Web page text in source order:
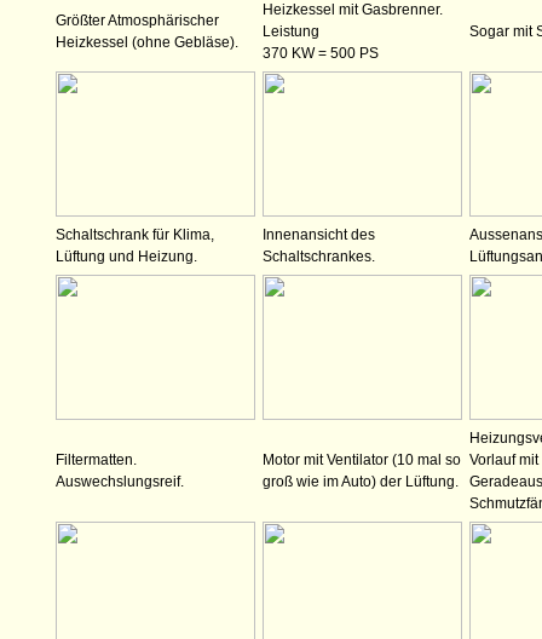
Größter Atmosphärischer
Heizkessel (ohne Gebläse).
Heizkessel mit Gasbrenner.
Leistung
370 KW = 500 PS
Sogar mit
Schaltschrank für Klima,
Lüftung und Heizung.
Innenansicht des
Schaltschrankes.
Filtermatten.
Auswechslungsreif.
Motor mit Ventilator (10 mal so
groß wie im Auto) der Lüftung.
Vorlauf